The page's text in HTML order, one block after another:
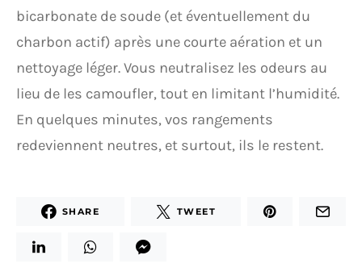
bicarbonate de soude (et éventuellement du
charbon actif) après une courte aération et un
nettoyage léger. Vous neutralisez les odeurs au
lieu de les camoufler, tout en limitant l’humidité.
En quelques minutes, vos rangements
redeviennent neutres, et surtout, ils le restent.
SHARE TWEET